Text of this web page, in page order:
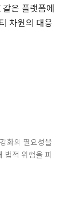
은 플랫폼에
차원의 대응
화의 필요성을
법적 위험을 피